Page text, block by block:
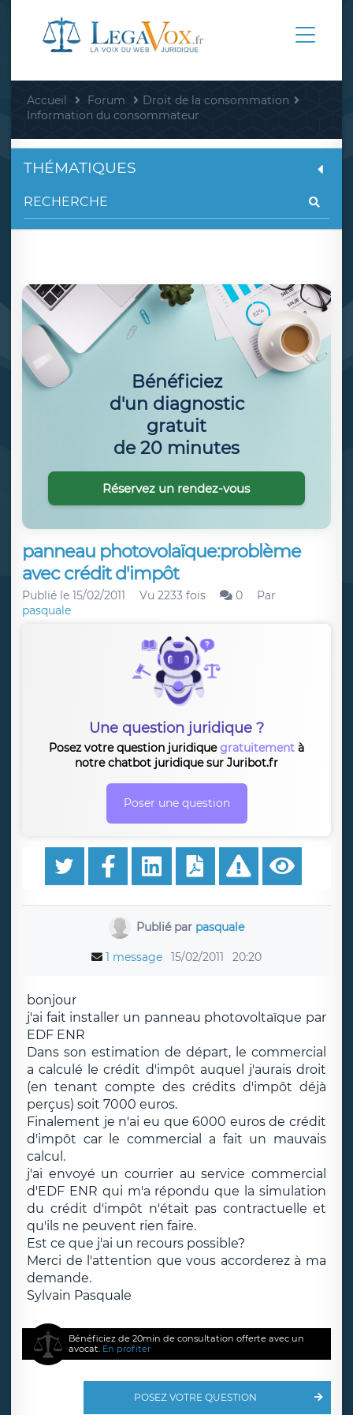
Accueil Forum
Droit de la consommation
Information du consommateur
panneau photovolaïque:problème
avec crédit d'impôt
Publié le 15/02/2011 Vu 2233 fois 0
Par
pasquale
Une question juridique ?
Posez votre question juridiquegratuitement à
notre chatbot juridique sur Juribot.fr
Poser une question
Publié par pasquale
1 message 15/02/2011 20:20
bonjour
j'ai fait installer un panneau photovoltaïque par
EDF ENR
Dans son estimation de départ, le commercial
a calculé le crédit d'impôt auquel j'aurais droit
(en tenant compte des crédits d'impôt déjà
perçus) soit 7000 euros.
Finalement je n'ai eu que 6000 euros de crédit
d'impôt car le commercial a fait un mauvais
calcul.
j'ai envoyé un courrier au service commercial
d'EDF ENR qui m'a répondu que la simulation
du crédit d'impôt n'était pas contractuelle et
qu'ils ne peuvent rien faire.
Est ce que j'ai un recours possible?
Merci de l'attention que vous accorderez à ma
demande.
Sylvain Pasquale
Bénéficiez de 20min de consultation offerte avec un
avocat. En profiter
POSEZ VOTRE QUESTION
THÉMATIQUES
Bénéficiez
d'un diagnostic
gratuit
de 20 minutes
Réservez un rendez-vous